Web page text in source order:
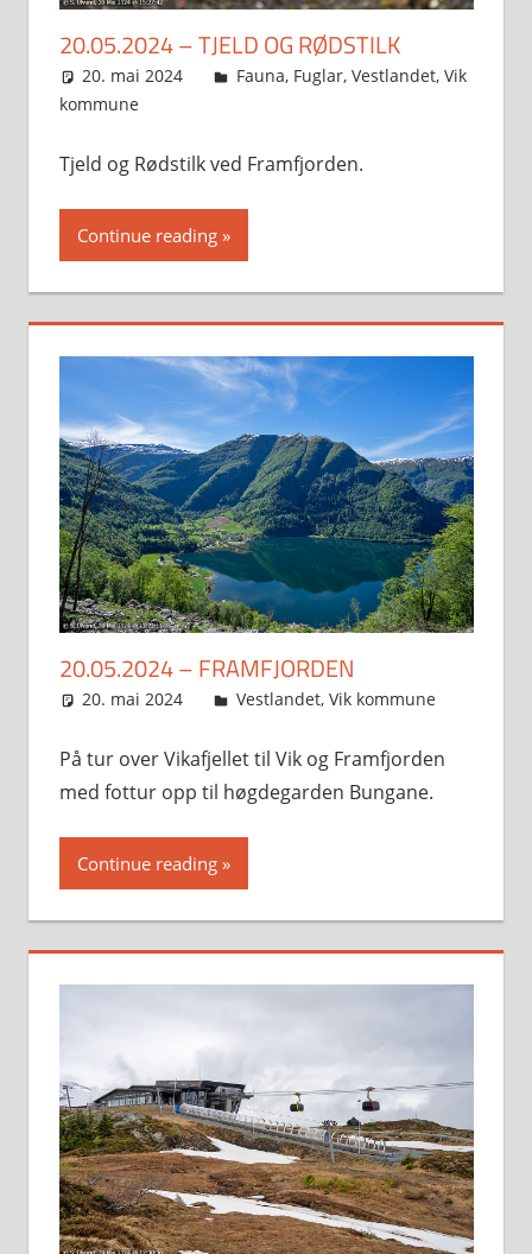
20.05.2024 – TJELD OG RØDSTILK
20. mai 2024 Svein
Fauna, Fuglar, Vestlandet, Vik
kommune
Tjeld og Rødstilk ved Framfjorden.
Continue reading
20.05.2024 – FRAMFJORDEN
20. mai 2024 Svein
Vestlandet, Vik kommune
På tur over Vikafjellet til Vik og Framfjorden
med fottur opp til høgdegarden Bungane.
Continue reading